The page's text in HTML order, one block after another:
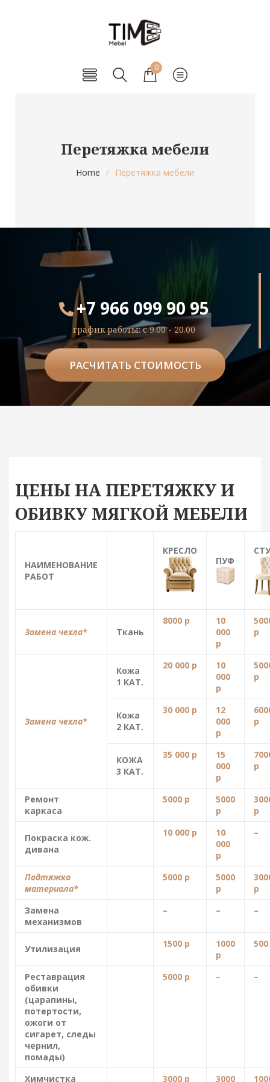
0
Перетяжка мебели
Home / Перетяжка мебели
+7 966 099 90 95
график работы: c 9.00 - 20.00
РАСЧИТАТЬ СТОИМОСТЬ
ЦЕНЫ НА ПЕРЕТЯЖКУ И
ОБИВКУ МЯГКОЙ МЕБЕЛИ
НАИМЕНОВАНИЕ
РАБОТ
КРЕСЛО
ПУФ
Замена чехла* Ткань
8000 р
10
000
р
р
Замена чехла*
Кожа
1 КАТ.
20 000 р
10
000
р
р
Кожа
2 КАТ.
30 000 р
12
000
р
р
КОЖА
3 КАТ.
35 000 р
15
000
р
р
Ремонт
каркаса
5000 р
5000
р
р
Покраска кож.
дивана
10 000 р
10
000
р
–
Подтяжка
материала*
5000 р
5000
р
р
Замена
механизмов
– – –
Утилизация 1500 р
1000
р
Реставрация
обивки
(царапины,
потертости,
ожоги от
сигарет, следы
чернил,
помады)
5000 р – –
Химчистка 3000 р 3000